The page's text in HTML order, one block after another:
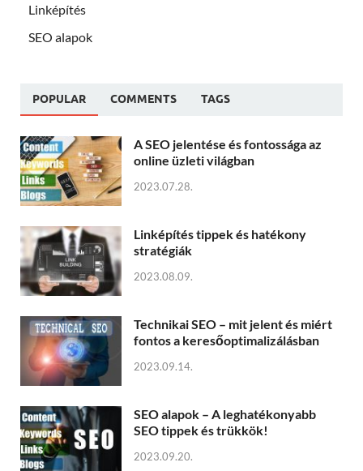
Linképítés
SEO alapok
POPULAR COMMENTS TAGS
A SEO jelentése és fontossága az
online üzleti világban
2023.07.28.
Linképítés tippek és hatékony
stratégiák
2023.08.09.
Technikai SEO – mit jelent és miért
fontos a keresőoptimalizálásban
2023.09.14.
SEO alapok – A leghatékonyabb
SEO tippek és trükkök!
2023.09.20.